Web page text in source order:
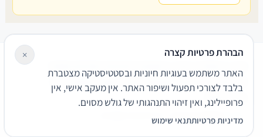
שירותים משפטיים
דרושים צור קשר נגישותפרטיות
תנאי שימוש
© 2026 הפירמה. כל הזכויות שמורות.
הבהרת פרטיות קצרה
האתר משתמש בעוגיות חיוניות ובסטטיסטיקה מצטברת
בלבד לצורכי תפעול ושיפור האתר. אין מעקב אישי, אין
פרופיילינג, ואין זיהוי התנהגותי של גולש מסוים.
מדיניות פרטיותתנאי שימוש
×